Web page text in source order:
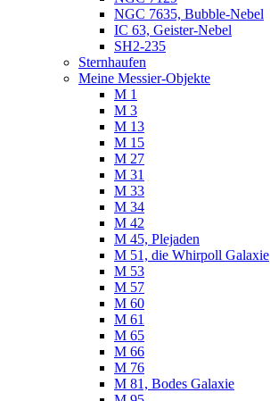
NGC 7635, Bubble-Nebel
IC 63, Geister-Nebel
SH2-235
Sternhaufen
Meine Messier-Objekte
M 1
M 3
M 13
M 15
M 27
M 31
M 33
M 34
M 42
M 45, Plejaden
M 51, die Whirpoll Galaxie
M 53
M 57
M 60
M 61
M 65
M 66
M 76
M 81, Bodes Galaxie